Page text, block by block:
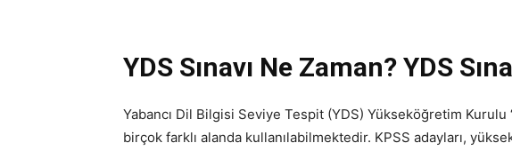
YDS Sınavı Ne Zaman? YDS
Yabancı Dil Bilgisi Seviye Tespit (YDS) Yükseköğretim Kurulu
birçok farklı alanda kullanılabilmektedir. KPSS adayları,